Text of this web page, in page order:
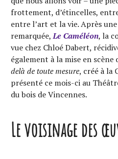
frottement, d’étincelles,
entre l’art et la vie. Après
remarquée,Le Caméléon, la
vue chez Chloé Dabert,
également à la mise en
delà de toute mesure, créé à la
présenté ce mois-ci au
du bois de Vincennes.
Le voisinage des